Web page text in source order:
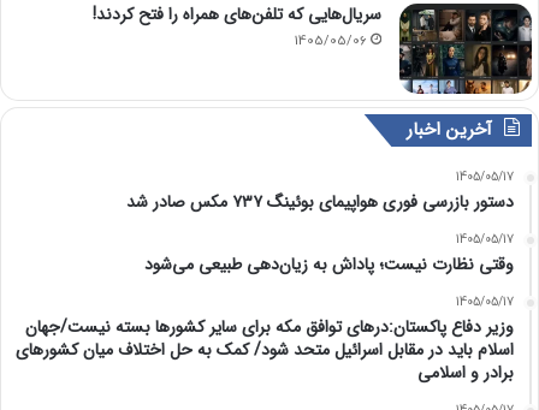
سریال‌هایی که تلفن‌های همراه را فتح کردند!
1405/05/06
آخرین اخبار
1405/05/17
دستور بازرسی فوری هواپیمای بوئینگ ۷۳۷ مکس صادر شد
1405/05/17
وقتی نظارت نیست؛ پاداش به زیان‌دهی طبیعی می‌شود
1405/05/17
وزیر دفاع پاکستان:درهای توافق مکه برای سایر کشورها بسته نیست/جهان
اسلام باید در مقابل اسرائیل متحد شود/ کمک به حل اختلاف میان کشورهای
برادر و اسلامی